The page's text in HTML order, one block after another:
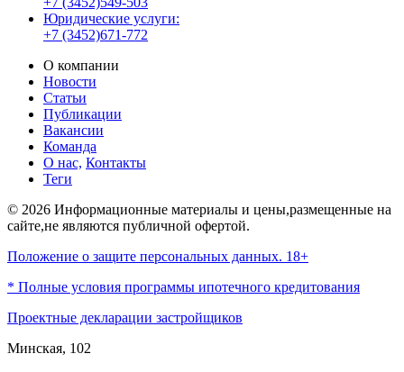
Юридические услуги:
+7 (3452)671-772
О компании
Новости
Статьи
Публикации
Вакансии
Команда
О нас, Контакты
Теги
© 2026 Информационные материалы и цены,размещенные на
сайте,не являются публичной офертой.
Положение о защите персональных данных. 18+
* Полные условия программы ипотечного кредитования
Проектные декларации застройщиков
Минская, 102